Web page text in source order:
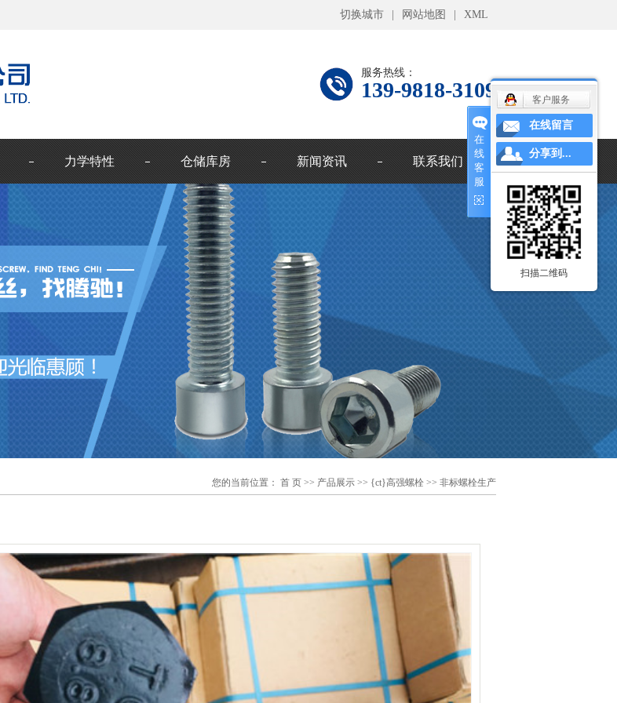
切换城市 网站地图 XML
服务热线：
139-9818-3109
力学特性 仓储库房 新闻资讯 联系我们
您的当前位置： 首 页>> 产品展示>> {ct}高强螺栓>> 非标螺栓生产
在
线
客
服
客户服务
在线留言
分享到...